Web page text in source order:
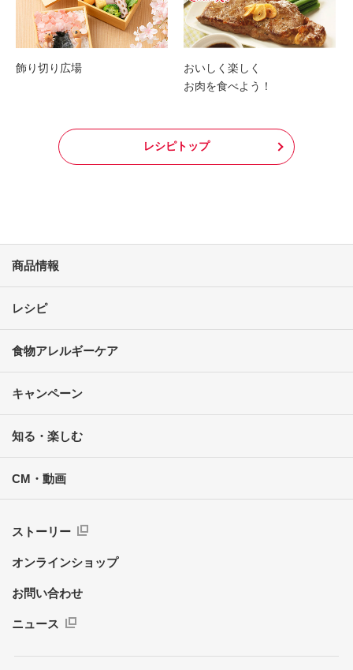
飾り切り広場
おいしく楽しく
お肉を食べよう！
レシピトップ
商品情報
レシピ
食物アレルギーケア
キャンペーン
知る・楽しむ
CM・動画
ストーリー
オンラインショップ
お問い合わせ
ニュース